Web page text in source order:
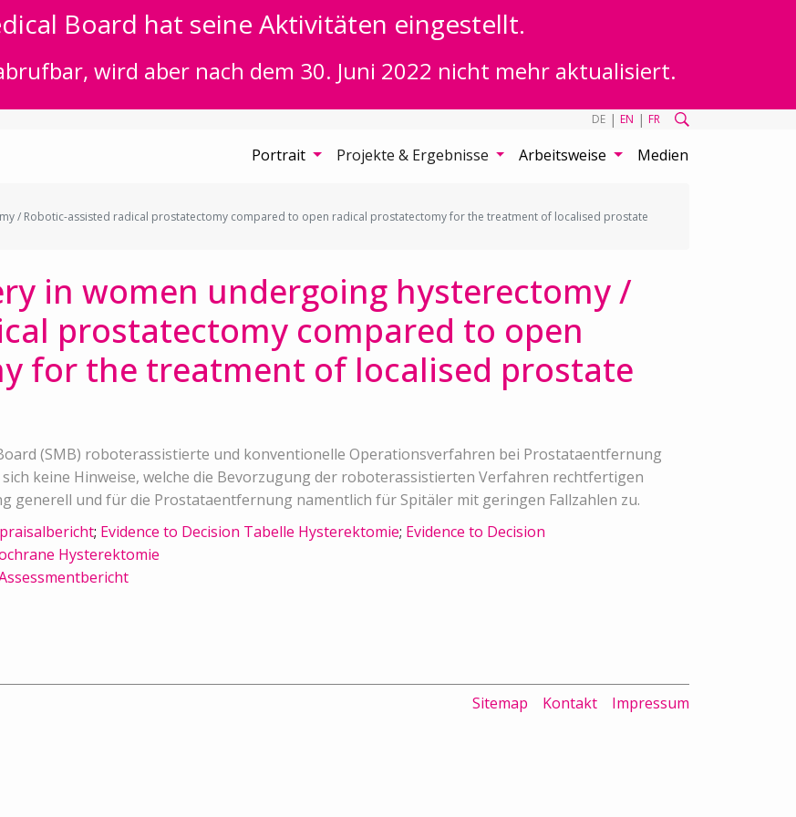
Board hat seine Aktivitäten eingestellt.
wird aber nach dem 30. Juni 2022 nicht mehr aktualisiert.
DE | EN | FR
Portrait Projekte & Ergebnisse Arbeitsweise Medien
/ Robotic-assisted radical prostatectomy compared to open radical prostatectomy for the treatment of localised prostate
in women undergoing hysterectomy /
prostatectomy compared to open
for the treatment of localised prostate
(SMB) roboterassistierte und konventionelle Operationsverfahren bei Prostataentfernung
keine Hinweise, welche die Bevorzugung der roboterassistierten Verfahren rechtfertigen
generell und für die Prostataentfernung namentlich für Spitäler mit geringen Fallzahlen zu.
; Evidence to Decision Tabelle Hysterektomie; Evidence to Decision
Hysterektomie
Sitemap Kontakt Impressum